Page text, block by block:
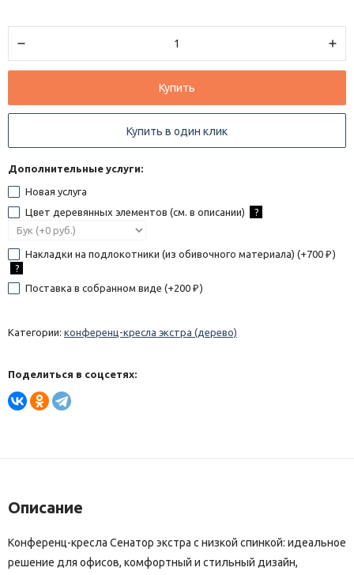
Купить
Купить в один клик
Дополнительные услуги:
Новая услуга
Цвет деревянных элементов (см. в описании)
?
Накладки на подлокотники (из обивочного материала) (+700 ₽ )
?
Поставка в собранном виде (+200 ₽ )
Категории: конференц-кресла экстра (дерево)
Поделиться в соцсетях:
Описание
Конференц-кресла Сенатор экстра с низкой спинкой: идеальное
решение для офисов, комфортный и стильный дизайн,